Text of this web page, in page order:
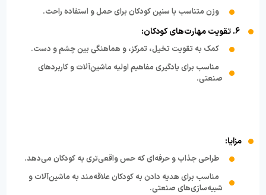
وزن متناسب با سنین کودکان برای حمل و استفاده راحت.
6. تقویت مهارت‌های کودکان:
کمک به تقویت تخیل، تمرکز، و هماهنگی بین چشم و دست.
مناسب برای یادگیری مفاهیم اولیه ماشین‌آلات و کاربردهای
صنعتی.
مزایا:
طراحی جذاب و حرفه‌ای که حس واقعی‌تری به کودکان می‌دهد.
مناسب برای هدیه دادن به کودکان علاقه‌مند به ماشین‌آلات و
شبیه‌سازی‌های صنعتی.